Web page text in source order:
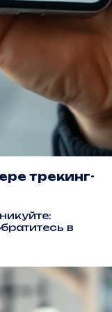
трекинг-
в